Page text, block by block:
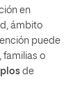
en
ámbito
puede
familias o
de